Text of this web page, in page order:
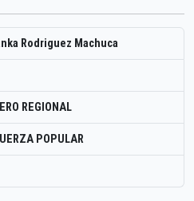
Rodriguez Machuca
REGIONAL
POPULAR